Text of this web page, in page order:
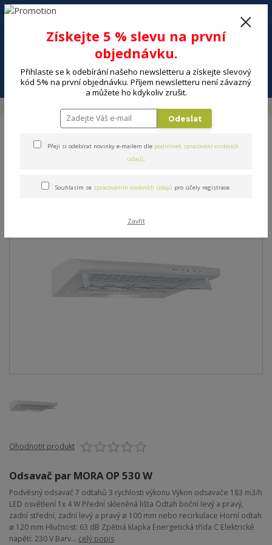
Menu
+420 602 494 600
Odsavač par MORA OP 530 W
Ohodnotit produkt
Odsavač par MORA OP 530 W
Podvěsný odsavač 7 odtahů 3 rychlosti výkonu Výkon odsavače 183 m3/h
LED osvětlení 1x 4 W Přední skleněná lišta Odtah boční levý a pravý,
zadní střední, zadní levý a pravý ø 100 mm nebo recirkulace Horní odtah
ø 120 mm Hlučnost: 63 dB Zpětná klapka Energetická třída C Elektrické
napětí: 230 V Barv... celý popis
Získejte 5 % slevu na první
objednávku.
Přihlaste se k odebírání našeho newsletteru a získejte slevový
kód 5% na první objednávku. Příjem newsletteru není závazný
a můžete ho kdykoliv zrušit.
Odeslat
Přeji si odebírat novinky e-mailem dle podmínek zpracování osobních
údajů.
Souhlasím se zpracováním osobních údajů pro účely registrace.
Zavřít